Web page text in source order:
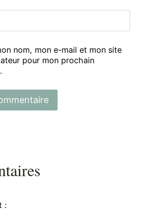
nom, mon e-mail et mon site
pour mon prochain
: